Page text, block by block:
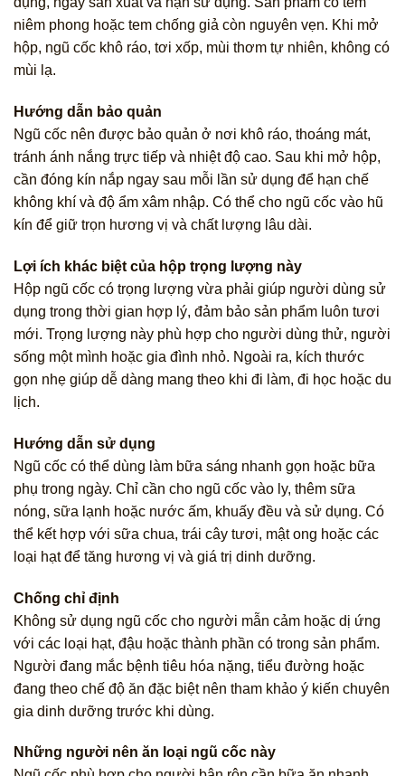
niêm phong hoặc tem chống giả còn nguyên vẹn. Khi mở
hộp, ngũ cốc khô ráo, tơi xốp, mùi thơm tự nhiên, không có
mùi lạ.
Hướng dẫn bảo quản
Ngũ cốc nên được bảo quản ở nơi khô ráo, thoáng mát,
tránh ánh nắng trực tiếp và nhiệt độ cao. Sau khi mở hộp,
cần đóng kín nắp ngay sau mỗi lần sử dụng để hạn chế
không khí và độ ẩm xâm nhập. Có thể cho ngũ cốc vào hũ
kín để giữ trọn hương vị và chất lượng lâu dài.
Lợi ích khác biệt của hộp trọng lượng này
Hộp ngũ cốc có trọng lượng vừa phải giúp người dùng sử
dụng trong thời gian hợp lý, đảm bảo sản phẩm luôn tươi
mới. Trọng lượng này phù hợp cho người dùng thử, người
sống một mình hoặc gia đình nhỏ. Ngoài ra, kích thước
gọn nhẹ giúp dễ dàng mang theo khi đi làm, đi học hoặc du
lịch.
Hướng dẫn sử dụng
Ngũ cốc có thể dùng làm bữa sáng nhanh gọn hoặc bữa
phụ trong ngày. Chỉ cần cho ngũ cốc vào ly, thêm sữa
nóng, sữa lạnh hoặc nước ấm, khuấy đều và sử dụng. Có
thể kết hợp với sữa chua, trái cây tươi, mật ong hoặc các
loại hạt để tăng hương vị và giá trị dinh dưỡng.
Chống chỉ định
Không sử dụng ngũ cốc cho người mẫn cảm hoặc dị ứng
với các loại hạt, đậu hoặc thành phần có trong sản phẩm.
Người đang mắc bệnh tiêu hóa nặng, tiểu đường hoặc
đang theo chế độ ăn đặc biệt nên tham khảo ý kiến chuyên
gia dinh dưỡng trước khi dùng.
Những người nên ăn loại ngũ cốc này